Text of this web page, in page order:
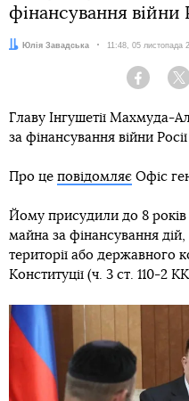
фінансування
Автор:Юлія Завадська Дата:
11:48, 05 листопада
Главу Інгушетії Махмуда-
за фінансування війни
Про це повідомляє Офіс
Йому присудили до 8 років
майна за фінансування
території або державного
Конституції (ч. 3 ст. 110-2